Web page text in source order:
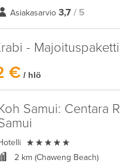
Asiakasarvio 3,7 / 5
- Majoituspaketti
€ / hlö
Samui: Centara

2 km (Chaweng Beach)